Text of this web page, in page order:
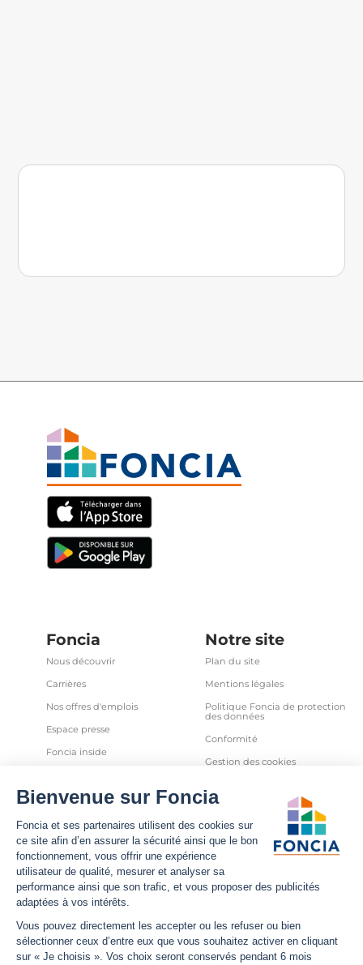
Foncia
Nous découvrir
Carrières
Nos offres d'emplois
Espace presse
Foncia inside
Partenaires
Notre site
Plan du site
Mentions légales
Politique Foncia de protection
des données
Conformité
Gestion des cookies
et autres traceurs
Sécurité informatique
Déclaration d'accessibilité
Infos utiles
Nous contacter
Estimation bien immobilier
Nous suivre
Facebook
LinkedIn